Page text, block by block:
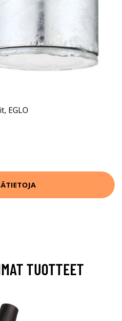
, EGLO
TUOTTEET